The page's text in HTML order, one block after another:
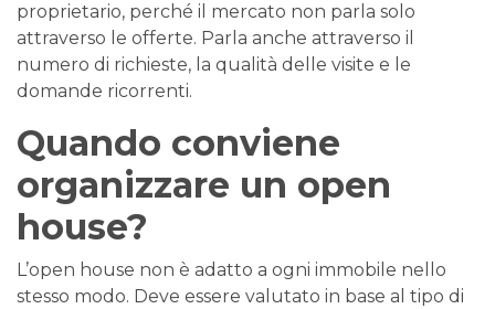
proprietario, perché il mercato non parla solo
attraverso le offerte. Parla anche attraverso il
numero di richieste, la qualità delle visite e le
domande ricorrenti.
Quando conviene
organizzare un open
house?
L’open house non è adatto a ogni immobile nello
stesso modo. Deve essere valutato in base al tipo di